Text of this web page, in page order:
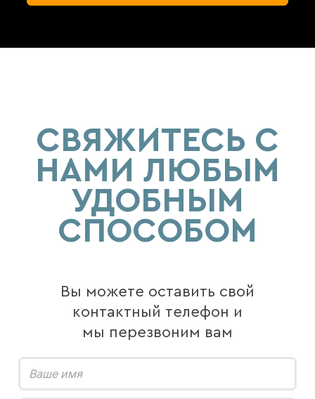
СВЯЖИТЕСЬ С
НАМИ ЛЮБЫМ
УДОБНЫМ
СПОСОБОМ
Вы можете оставить свой
контактный телефон и
мы перезвоним вам